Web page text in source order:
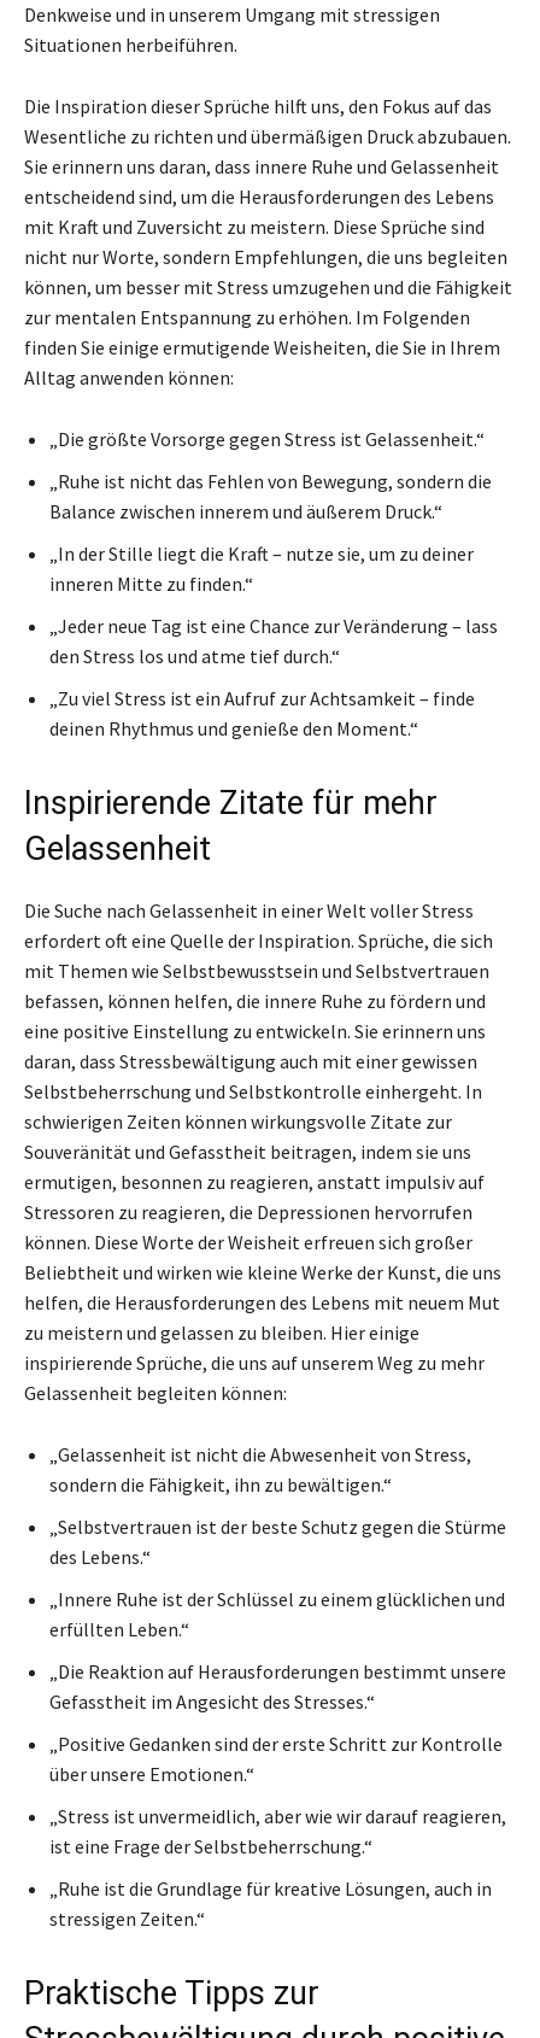
Denkweise und in unserem Umgang mit stressigen
Situationen herbeiführen.
Die Inspiration dieser Sprüche hilft uns, den Fokus auf das
Wesentliche zu richten und übermäßigen Druck abzubauen.
Sie erinnern uns daran, dass innere Ruhe und Gelassenheit
entscheidend sind, um die Herausforderungen des Lebens
mit Kraft und Zuversicht zu meistern. Diese Sprüche sind
nicht nur Worte, sondern Empfehlungen, die uns begleiten
können, um besser mit Stress umzugehen und die Fähigkeit
zur mentalen Entspannung zu erhöhen. Im Folgenden
finden Sie einige ermutigende Weisheiten, die Sie in Ihrem
Alltag anwenden können:
„Die größte Vorsorge gegen Stress ist Gelassenheit.“
„Ruhe ist nicht das Fehlen von Bewegung, sondern die
Balance zwischen innerem und äußerem Druck.“
„In der Stille liegt die Kraft – nutze sie, um zu deiner
inneren Mitte zu finden.“
„Jeder neue Tag ist eine Chance zur Veränderung – lass
den Stress los und atme tief durch.“
„Zu viel Stress ist ein Aufruf zur Achtsamkeit – finde
deinen Rhythmus und genieße den Moment.“
Inspirierende Zitate für mehr
Gelassenheit
Die Suche nach Gelassenheit in einer Welt voller Stress
erfordert oft eine Quelle der Inspiration. Sprüche, die sich
mit Themen wie Selbstbewusstsein und Selbstvertrauen
befassen, können helfen, die innere Ruhe zu fördern und
eine positive Einstellung zu entwickeln. Sie erinnern uns
daran, dass Stressbewältigung auch mit einer gewissen
Selbstbeherrschung und Selbstkontrolle einhergeht. In
schwierigen Zeiten können wirkungsvolle Zitate zur
Souveränität und Gefasstheit beitragen, indem sie uns
ermutigen, besonnen zu reagieren, anstatt impulsiv auf
Stressoren zu reagieren, die Depressionen hervorrufen
können. Diese Worte der Weisheit erfreuen sich großer
Beliebtheit und wirken wie kleine Werke der Kunst, die uns
helfen, die Herausforderungen des Lebens mit neuem Mut
zu meistern und gelassen zu bleiben. Hier einige
inspirierende Sprüche, die uns auf unserem Weg zu mehr
Gelassenheit begleiten können:
„Gelassenheit ist nicht die Abwesenheit von Stress,
sondern die Fähigkeit, ihn zu bewältigen.“
„Selbstvertrauen ist der beste Schutz gegen die Stürme
des Lebens.“
„Innere Ruhe ist der Schlüssel zu einem glücklichen und
erfüllten Leben.“
„Die Reaktion auf Herausforderungen bestimmt unsere
Gefasstheit im Angesicht des Stresses.“
„Positive Gedanken sind der erste Schritt zur Kontrolle
über unsere Emotionen.“
„Stress ist unvermeidlich, aber wie wir darauf reagieren,
ist eine Frage der Selbstbeherrschung.“
„Ruhe ist die Grundlage für kreative Lösungen, auch in
stressigen Zeiten.“
Praktische Tipps zur